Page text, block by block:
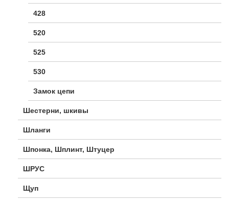
428
520
525
530
Замок цепи
Шестерни, шкивы
Шланги
Шпонка, Шплинт, Штуцер
ШРУС
Щуп